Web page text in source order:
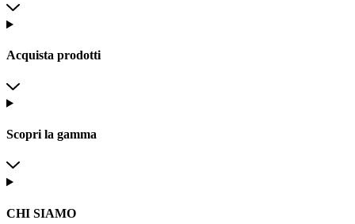
Acquista prodotti
Scopri la gamma
CHI SIAMO